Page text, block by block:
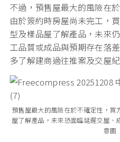
不過，預售屋最大的風險在
由於簽約時房屋尚未完工，
型及樣品屋了解產品，未來
工品質或成品與預期存在落
多了解建商過往推案及交屋
預售屋最大的風險在於不確定性，買
屋了解產品，未來恐面臨延遲交屋
意圖